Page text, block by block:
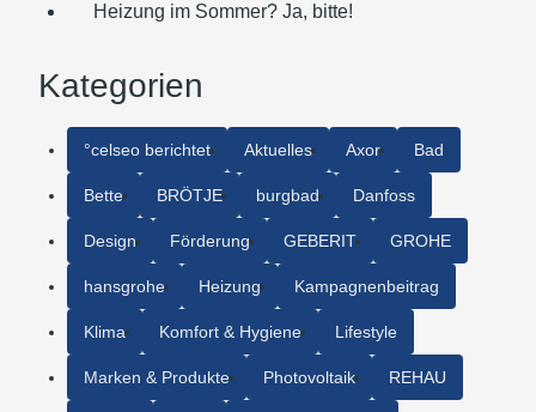
Heizung im Sommer? Ja, bitte!
Kategorien
°celseo berichtet Aktuelles Axor Bad
Bette BRÖTJE burgbad Danfoss
Design Förderung GEBERIT GROHE
hansgrohe Heizung Kampagnenbeitrag
Klima Komfort & Hygiene Lifestyle
Marken & Produkte Photovoltaik REHAU